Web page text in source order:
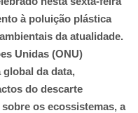
à poluição plástica
da atualidade.
Unidas (ONU)
global da data,
do descarte
os ecossistemas, a